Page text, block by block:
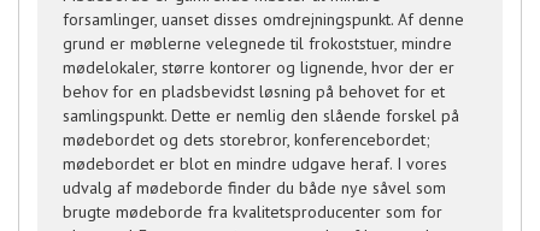
forsamlinger, uanset disses omdrejningspunkt. Af denne
grund er møblerne velegnede til frokoststuer, mindre
mødelokaler, større kontorer og lignende, hvor der er
behov for en pladsbevidst løsning på behovet for et
samlingspunkt. Dette er nemlig den slående forskel på
mødebordet og dets storebror, konferencebordet;
mødebordet er blot en mindre udgave heraf. I vores
udvalg af mødeborde finder du både nye såvel som
brugte mødeborde fra kvalitetsproducenter som for